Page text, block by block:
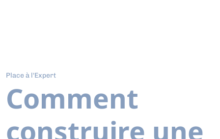
Place à l'Expert
Comment
construire une